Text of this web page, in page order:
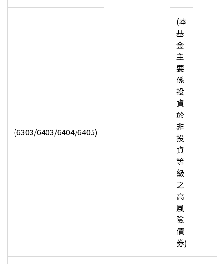
(6303/6403/6404/6405)
(本
基
金
主
要
係
投
資
於
非
投
資
等
級
之
高
風
險
債
券)